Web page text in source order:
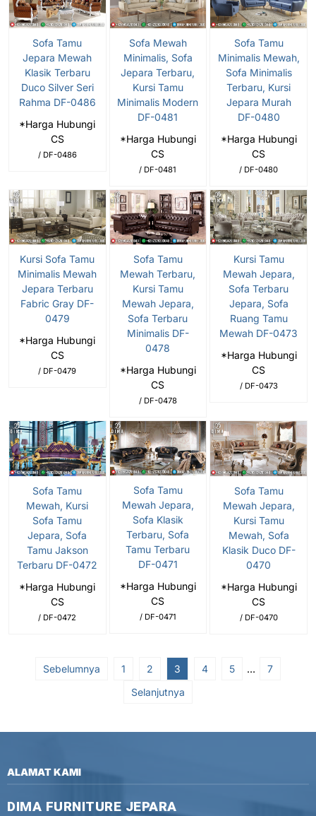
Sofa Tamu
Jepara Mewah
Klasik Terbaru
Duco Silver Seri
Rahma DF-0486
*Harga Hubungi
CS
/ DF-0486
Sofa Mewah
Minimalis, Sofa
Jepara Terbaru,
Kursi Tamu
Minimalis Modern
DF-0481
*Harga Hubungi
CS
/ DF-0481
Sofa Tamu
Minimalis Mewah,
Sofa Minimalis
Terbaru, Kursi
Jepara Murah
DF-0480
*Harga Hubungi
CS
/ DF-0480
Kursi Sofa Tamu
Minimalis Mewah
Jepara Terbaru
Fabric Gray DF-
0479
*Harga Hubungi
CS
/ DF-0479
Sofa Tamu
Mewah Terbaru,
Kursi Tamu
Mewah Jepara,
Sofa Terbaru
Minimalis DF-
0478
*Harga Hubungi
CS
/ DF-0478
Kursi Tamu
Mewah Jepara,
Sofa Terbaru
Jepara, Sofa
Ruang Tamu
Mewah DF-0473
*Harga Hubungi
CS
/ DF-0473
Sofa Tamu
Mewah, Kursi
Sofa Tamu
Jepara, Sofa
Tamu Jakson
Terbaru DF-0472
*Harga Hubungi
CS
/ DF-0472
Sofa Tamu
Mewah Jepara,
Sofa Klasik
Terbaru, Sofa
Tamu Terbaru
DF-0471
*Harga Hubungi
CS
/ DF-0471
Sofa Tamu
Mewah Jepara,
Kursi Tamu
Mewah, Sofa
Klasik Duco DF-
0470
*Harga Hubungi
CS
/ DF-0470
Sebelumnya 1 2 3 4 5 …
7
Selanjutnya
ALAMAT KAMI
DIMA FURNITURE JEPARA